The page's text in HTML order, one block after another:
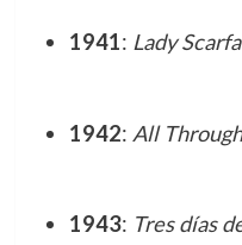
1941: Lady
1942: All
1943: Tres días